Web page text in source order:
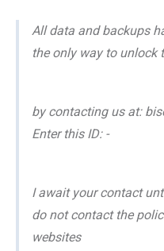
All data and backups
the only way to unlock
by contacting us at:
Enter this ID: -
I await your contact
do not contact the
websites